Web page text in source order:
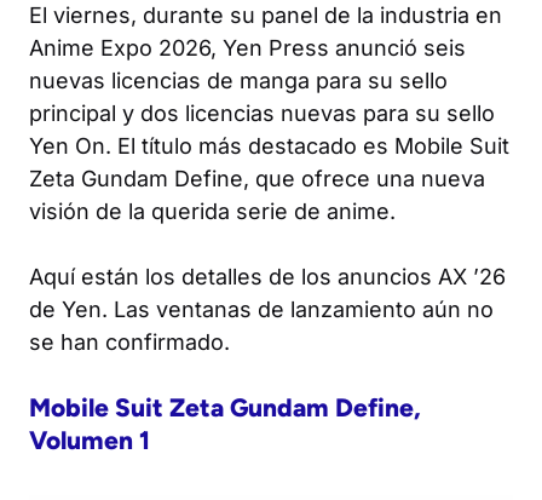
El viernes, durante su panel de la industria en
Anime Expo 2026, Yen Press anunció seis
nuevas licencias de manga para su sello
principal y dos licencias nuevas para su sello
Yen On. El título más destacado es Mobile Suit
Zeta Gundam Define, que ofrece una nueva
visión de la querida serie de anime.
Aquí están los detalles de los anuncios AX ’26
de Yen. Las ventanas de lanzamiento aún no
se han confirmado.
Mobile Suit Zeta Gundam Define,
Volumen 1